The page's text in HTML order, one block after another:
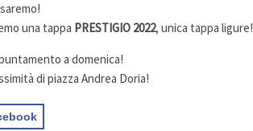
una tappa PRESTIGIO 2022, unica tappa ligure!
a domenica!
di piazza Andrea Doria!